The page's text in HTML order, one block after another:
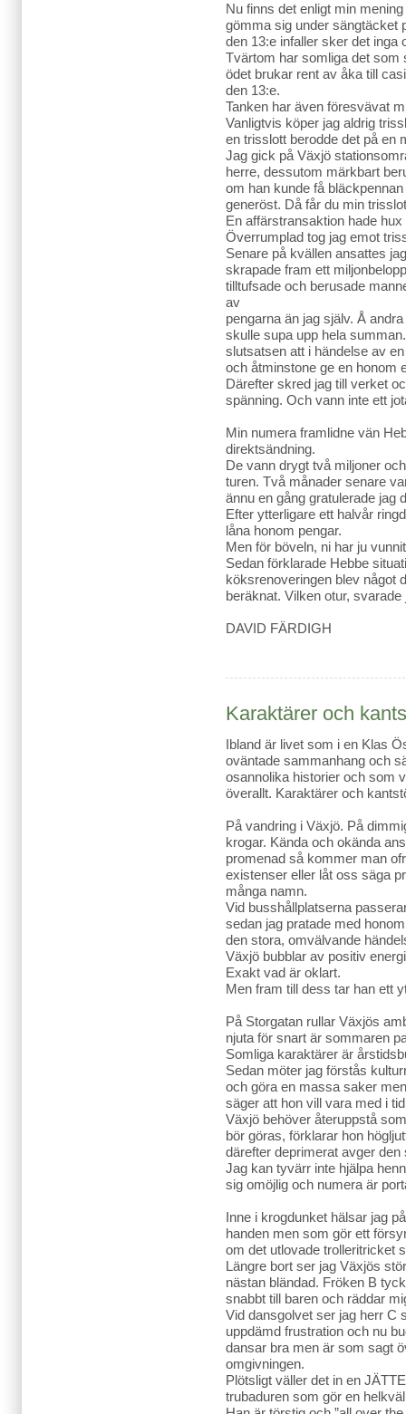
Nu finns det enligt min
gömma sig under sängtäcket
den 13:e infaller sker det inga
Tvärtom har somliga det som
ödet brukar rent av åka till
den 13:e.
Tanken har även föresvävat
Vanligtvis köper jag aldrig
en trisslott berodde det på en
Jag gick på Växjö
herre, dessutom märkbart
om han kunde få
generöst. Då får du min
En affärstransaktion hade
Överrumplad tog jag emot
Senare på kvällen ansattes
skrapade fram ett
tilltufsade och berusade
av
pengarna än jag själv. Å
skulle supa upp hela
slutsatsen att i händelse av
och åtminstone ge en honom
Därefter skred jag till verket
spänning. Och vann inte ett
Min numera framlidne vän
direktsändning.
De vann drygt två miljoner
turen. Två månader senare
ännu en gång gratulerade jag
Efter ytterligare ett halvår
låna honom pengar.
Men för böveln, ni har ju
Sedan förklarade Hebbe
köksrenoveringen blev något
beräknat. Vilken otur, svarade
DAVID FÄRDIGH
Karaktärer och
Ibland är livet som i en Klas
oväntade sammanhang och
osannolika historier och som
överallt. Karaktärer och
På vandring i Växjö. På
krogar. Kända och okända
promenad så kommer man
existenser eller låt oss säga
många namn.
Vid busshållplatserna
sedan jag pratade med
den stora, omvälvande
Växjö bubblar av positiv
Exakt vad är oklart.
Men fram till dess tar han ett
På Storgatan rullar Växjös
njuta för snart är sommaren
Somliga karaktärer är
Sedan möter jag förstås
och göra en massa saker
säger att hon vill vara med i
Växjö behöver återuppstå
bör göras, förklarar hon
därefter deprimerat avger
Jag kan tyvärr inte hjälpa
sig omöjlig och numera är
Inne i krogdunket hälsar jag
handen men som gör ett
om det utlovade trolleritricket
Längre bort ser jag Växjös
nästan bländad. Fröken B
snabbt till baren och räddar
Vid dansgolvet ser jag herr C
uppdämd frustration och nu
dansar bra men är som sagt
omgivningen.
Plötsligt väller det in en
trubaduren som gör en